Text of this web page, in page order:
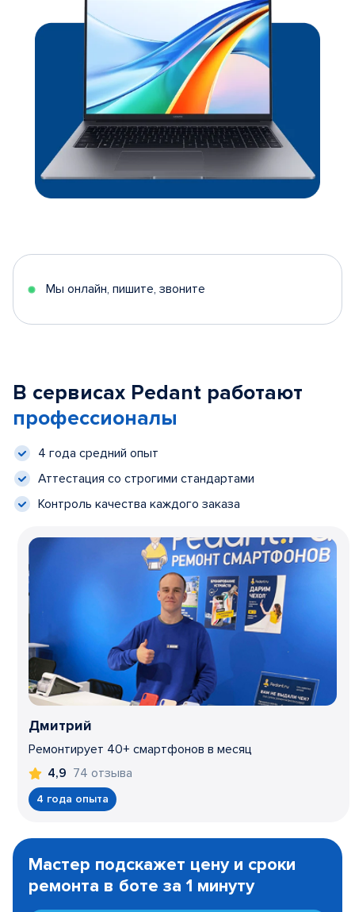
Мы онлайн, пишите, звоните
В сервисах Pedant работают
профессионалы
4 года средний опыт
Аттестация со строгими стандартами
Контроль качества каждого заказа
Дмитрий
Ремонтирует 40+ смартфонов в месяц
4,9 74 отзыва
4 года опыта
1
Мастер подскажет цену и сроки
ремонта в боте за 1 минуту